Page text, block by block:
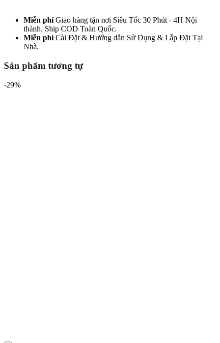
Miễn phíGiao hàng tận nơi Siêu Tốc 30 Phút - 4H Nội
thành. Ship COD Toàn Quốc.
Miễn phíCài Đặt & Hướng dẫn Sử Dụng & Lắp Đặt Tại
Nhà.
Sản phẩm tương tự
-29%